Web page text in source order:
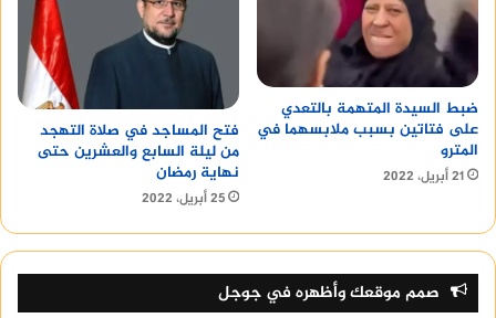
ضبط السيدة المتهمة بالتعدي
على فتاتين بسبب ملابسهما في
المترو
21 أبريل، 2022
فتح المساجد في صلاة التهجد
من ليلة السابع والعشرين حتى
نهاية رمضان
25 أبريل، 2022
صمم موقعك وأظهره في جوجل